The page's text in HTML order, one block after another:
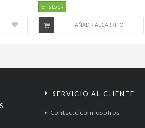
En stock
AÑADIR AL CARRITO
SERVICIO AL CLIENTE
Contacte con nosotros